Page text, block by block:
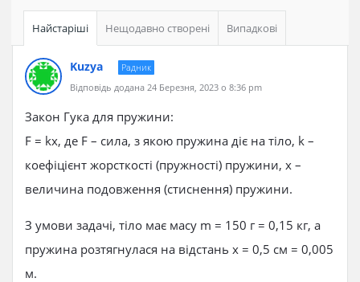
Найстаріші Нещодавно створені Випадкові
Kuzya
Радник
Відповідь додана 24 Березня, 2023 о 8:36 pm
Закон Гука для пружини:
F = kx, де F – сила, з якою пружина діє на тіло, k –
коефіцієнт жорсткості (пружності) пружини, x –
величина подовження (стиснення) пружини.
З умови задачі, тіло має масу m = 150 г = 0,15 кг, а
пружина розтягнулася на відстань x = 0,5 см = 0,005
м.